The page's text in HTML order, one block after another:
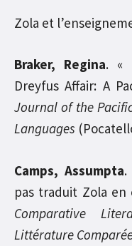
Zola et
Braker, Regina. «
Dreyfus Affair: A
Journal of the
Languages
Camps, Assumpta.
pas traduit Zola en
Comparative
Littérature